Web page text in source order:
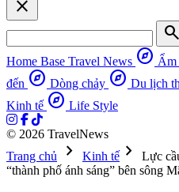
close
search
Home Base Travel News explore Ẩm
đến explore Dòng chảy explore Du lịch
Kinh tế explore Life Style
© 2026 TravelNews
Trang chủ
chevron_right Kinh tếchevron_right
Lực
“thành phố ánh sáng” bên sông